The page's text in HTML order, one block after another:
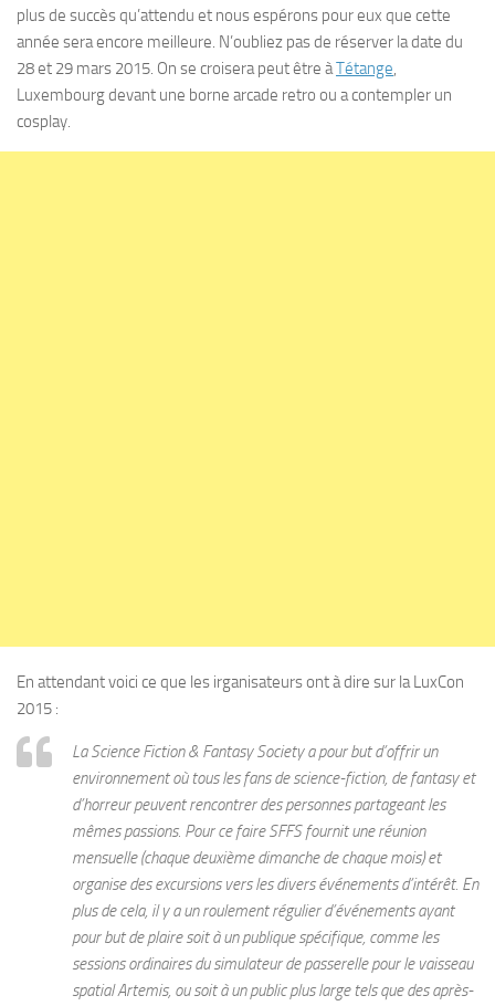
plus de succès qu’attendu et nous espérons pour eux que cette
année sera encore meilleure. N’oubliez pas de réserver la date du
28 et 29 mars 2015. On se croisera peut être àTétange,
Luxembourg devant une borne arcade retro ou a contempler un
cosplay.
En attendant voici ce que les irganisateurs ont à dire sur la LuxCon
2015 :
La Science Fiction & Fantasy Society a pour but d’offrir un
environnement où tous les fans de science-fiction, de fantasy et
d’horreur peuvent rencontrer des personnes partageant les
mêmes passions. Pour ce faire SFFS fournit une réunion
mensuelle (chaque deuxième dimanche de chaque mois) et
organise des excursions vers les divers événements d’intérêt. En
plus de cela, il y a un roulement régulier d’événements ayant
pour but de plaire soit à un publique spécifique, comme les
sessions ordinaires du simulateur de passerelle pour le vaisseau
spatial Artemis, ou soit à un public plus large tels que des après-